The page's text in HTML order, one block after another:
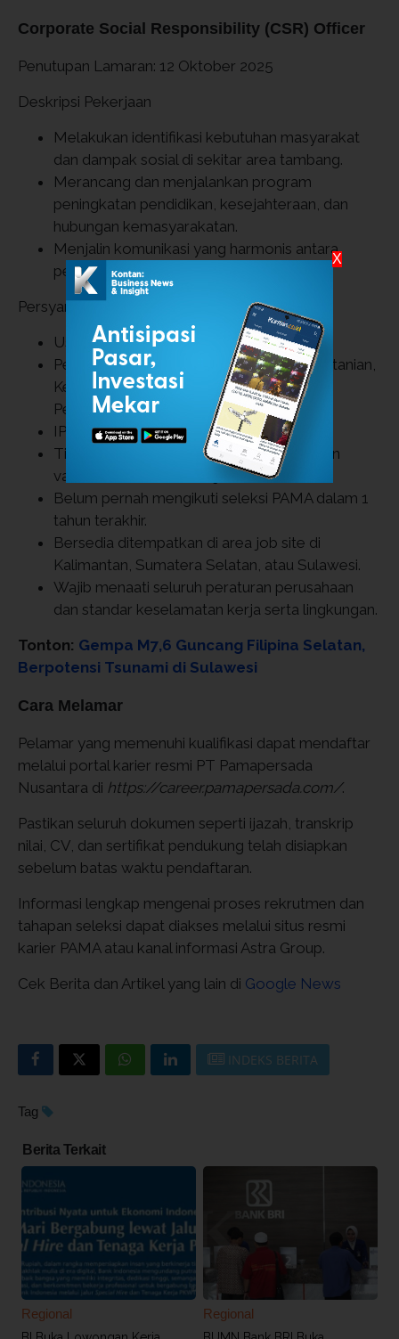
Corporate Social Responsibility (CSR) Officer
Penutupan Lamaran: 12 Oktober 2025
Deskripsi Pekerjaan
Melakukan identifikasi kebutuhan masyarakat
dan dampak sosial di sekitar area tambang.
Merancang dan menjalankan program
peningkatan pendidikan, kesejahteraan, dan
hubungan kemasyarakatan.
Menjalin komunikasi yang harmonis antara
perusahaan dan komunitas lokal.
Persyaratan Umum
Usia maksimal 27 tahun.
Pendidikan S1 dari jurusan Kehutanan, Pertanian,
Kesejahteraan Sosial, Peternakan, atau
Perikanan.
IPK minimal 3.00 (skala 4.00).
Tidak buta warna dan sudah mendapatkan
vaksin booster Covid-19.
Belum pernah mengikuti seleksi PAMA dalam 1
tahun terakhir.
Bersedia ditempatkan di area job site di
Kalimantan, Sumatera Selatan, atau Sulawesi.
Wajib menaati seluruh peraturan perusahaan
dan standar keselamatan kerja serta lingkungan.
Tonton: Gempa M7,6 Guncang Filipina Selatan,
Berpotensi Tsunami di Sulawesi
Cara Melamar
Pelamar yang memenuhi kualifikasi dapat mendaftar
melalui portal karier resmi PT Pamapersada
Nusantara di https://career.pamapersada.com/.
Pastikan seluruh dokumen seperti ijazah, transkrip
nilai, CV, dan sertifikat pendukung telah disiapkan
sebelum batas waktu pendaftaran.
Informasi lengkap mengenai proses rekrutmen dan
tahapan seleksi dapat diakses melalui situs resmi
karier PAMA atau kanal informasi Astra Group.
Cek Berita dan Artikel yang lain di Google News
INDEKS BERITA
Tag
Berita Terkait
Regional Regional
X